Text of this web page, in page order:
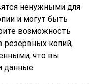
ненужными для
и могут быть
возможность
резервных копий,
что вы
данные.